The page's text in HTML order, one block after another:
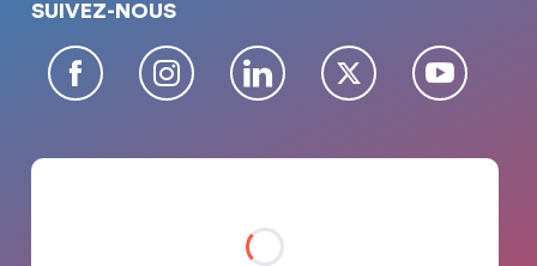
SUIVEZ-NOUS